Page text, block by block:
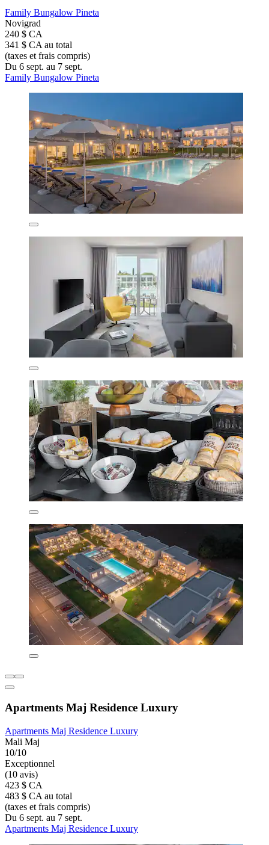
Family Bungalow Pineta
Novigrad
240 $ CA
341 $ CA au total
(taxes et frais compris)
Du 6 sept. au 7 sept.
Family Bungalow Pineta
Apartments Maj Residence Luxury
Apartments Maj Residence Luxury
Mali Maj
10/10
Exceptionnel
(10 avis)
423 $ CA
483 $ CA au total
(taxes et frais compris)
Du 6 sept. au 7 sept.
Apartments Maj Residence Luxury